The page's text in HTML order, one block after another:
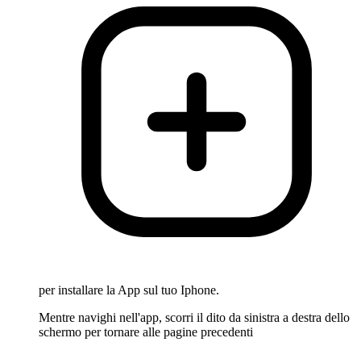
per installare la App sul tuo Iphone.
Mentre navighi nell'app, scorri il dito da sinistra a destra dello
schermo per tornare alle pagine precedenti